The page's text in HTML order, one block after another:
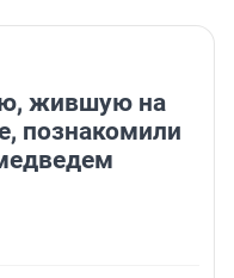
жившую на
познакомили